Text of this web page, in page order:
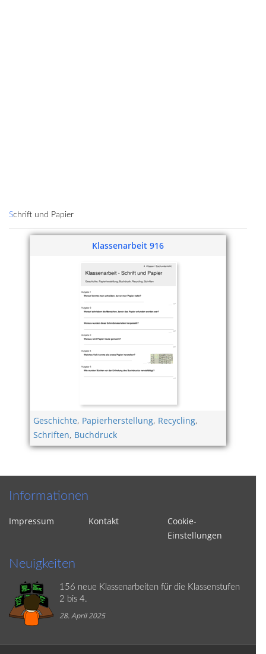
Schrift und Papier
Klassenarbeit 916
Geschichte, Papierherstellung, Recycling,
Schriften, Buchdruck
Informationen
Impressum Kontakt
Cookie-
Einstellungen
Neuigkeiten
156 neue Klassenarbeiten für die Klassenstufen
2 bis 4.
28. April 2025